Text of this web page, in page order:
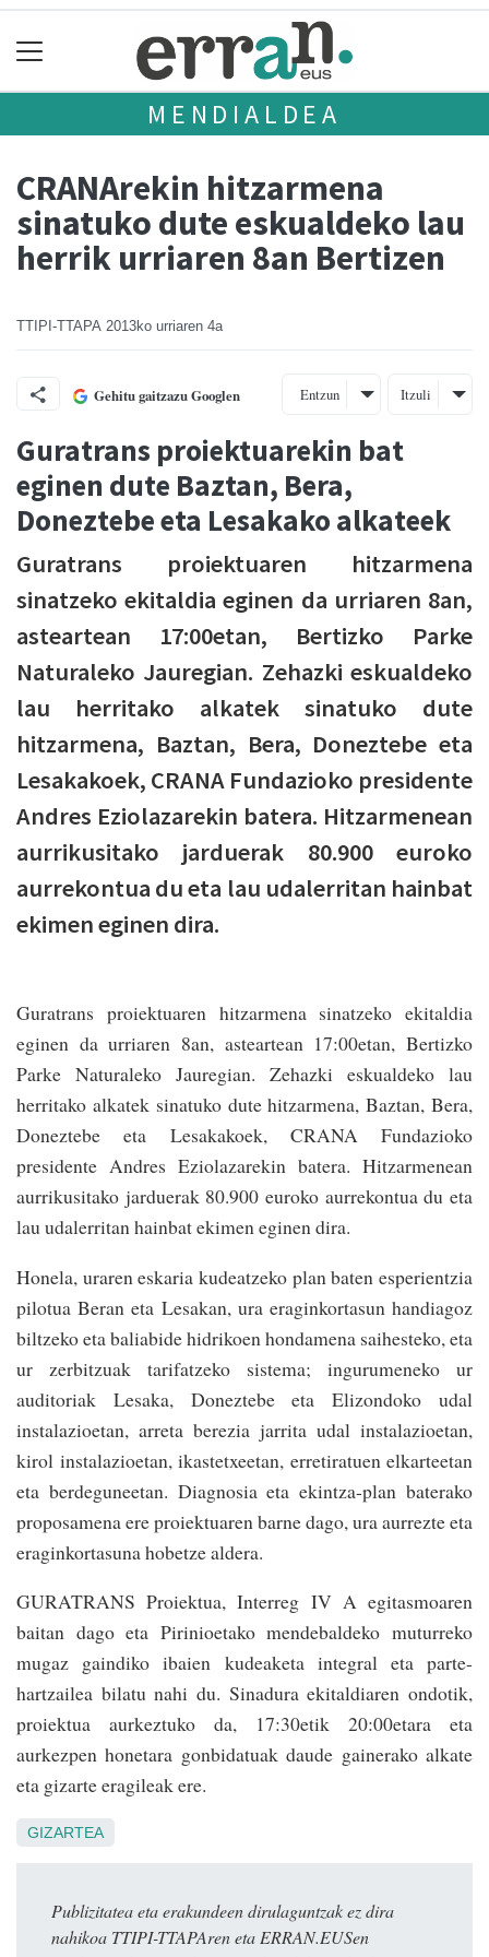
MENDIALDEA
CRANArekin hitzarmena
sinatuko dute eskualdeko lau
herrik urriaren 8an Bertizen
TTIPI-TTAPA 2013ko urriaren 4a
Gehitu gaitzazu Googlen Entzun Itzuli
Guratrans proiektuarekin bat
eginen dute Baztan, Bera,
Doneztebe eta Lesakako alkateek
Guratrans proiektuaren hitzarmena
sinatzeko ekitaldia eginen da urriaren 8an,
asteartean 17:00etan, Bertizko Parke
Naturaleko Jauregian. Zehazki eskualdeko
lau herritako alkatek sinatuko dute
hitzarmena, Baztan, Bera, Doneztebe eta
Lesakakoek, CRANA Fundazioko presidente
Andres Eziolazarekin batera. Hitzarmenean
aurrikusitako jarduerak 80.900 euroko
aurrekontua du eta lau udalerritan hainbat
ekimen eginen dira.
Guratrans proiektuaren hitzarmena sinatzeko ekitaldia
eginen da urriaren 8an, asteartean 17:00etan, Bertizko
Parke Naturaleko Jauregian. Zehazki eskualdeko lau
herritako alkatek sinatuko dute hitzarmena, Baztan, Bera,
Doneztebe eta Lesakakoek, CRANA Fundazioko
presidente Andres Eziolazarekin batera. Hitzarmenean
aurrikusitako jarduerak 80.900 euroko aurrekontua du eta
lau udalerritan hainbat ekimen eginen dira.
Honela, uraren eskaria kudeatzeko plan baten esperientzia
pilotua Beran eta Lesakan, ura eraginkortasun handiagoz
biltzeko eta baliabide hidrikoen hondamena saihesteko, eta
ur zerbitzuak tarifatzeko sistema; ingurumeneko ur
auditoriak Lesaka, Doneztebe eta Elizondoko udal
instalazioetan, arreta berezia jarrita udal instalazioetan,
kirol instalazioetan, ikastetxeetan, erretiratuen elkarteetan
eta berdeguneetan. Diagnosia eta ekintza-plan baterako
proposamena ere proiektuaren barne dago, ura aurrezte eta
eraginkortasuna hobetze aldera.
GURATRANS Proiektua, Interreg IV A egitasmoaren
baitan dago eta Pirinioetako mendebaldeko muturreko
mugaz gaindiko ibaien kudeaketa integral eta parte-
hartzailea bilatu nahi du. Sinadura ekitaldiaren ondotik,
proiektua aurkeztuko da, 17:30­etik 20:00etara eta
aurkezpen honetara gonbidatuak daude gainerako alkate
eta gizarte eragileak ere.
GIZARTEA
Publizitatea eta erakundeen dirulaguntzak ez dira
nahikoa TTIPI-TTAPAren eta ERRAN.EUSen